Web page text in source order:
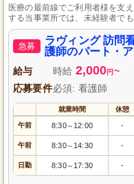
医療の最前線でご利用者様を支
する当事業所では、未経験者で
す。あなたの看護師としての資
する機会をご提供します。プラ
大切にしながら地域の方々と共
急募
ラヴィング 訪問
護師のパート・
給与 時給 2,000円 ~
応募要件必須: 看護師
就業時間 休憩
午前 8:30～ 12:00 -
午前 8:30～ 14:30 -
日勤 8:30～ 17:30 -